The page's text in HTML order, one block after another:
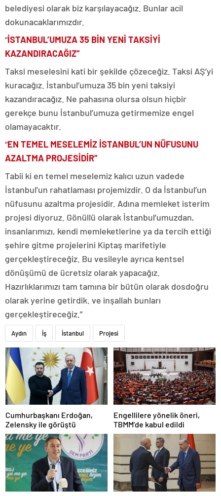
belediyesi olarak biz karşılayacağız. Bunlar acil
dokunacaklarımızdır.
“İSTANBUL’UMUZA 35 BİN YENİ TAKSİYİ
KAZANDIRACAĞIZ”
Taksi meselesini kati bir şekilde çözeceğiz. Taksi AŞ’yi
kuracağız. İstanbul’umuza 35 bin yeni taksiyi
kazandıracağız. Ne pahasına olursa olsun hiçbir
gerekçe bunu İstanbul’umuza getirmemize engel
olamayacaktır.
“EN TEMEL MESELEMİZ İSTANBUL’UN NÜFUSUNU
AZALTMA PROJESİDİR”
Tabii ki en temel meselemiz kalıcı uzun vadede
İstanbul’un rahatlaması projemizdir. O da İstanbul’un
nüfusunu azaltma projesidir. Adına memleket isterim
projesi diyoruz. Gönüllü olarak İstanbul’umuzdan,
insanlarımızı, kendi memleketlerine ya da tercih ettiği
şehire gitme projelerini Kiptaş marifetiyle
gerçekleştireceğiz. Bu vesileyle ayrıca kentsel
dönüşümü de ücretsiz olarak yapacağız.
Hazırlıklarımızı tam tamına bir bütün olarak dosdoğru
olarak yerine getirdik. ve inşallah bunları
gerçekleştireceğiz.”
Aydın İş İstanbul Projesi
Cumhurbaşkanı Erdoğan,
Zelensky ile görüştü
Engellilere yönelik öneri,
TBMM’de kabul edildi